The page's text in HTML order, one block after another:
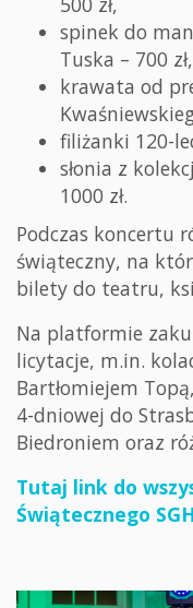
spinek do
Tuska – 700 zł,
krawata od
filiżanki 120-
słonia z
1000 zł.
Podczas koncertu
świąteczny, na
bilety do teatru,
Na platformie
licytacje, m.in.
Bartłomiejem
4-dniowej do
Biedroniem oraz
Tutaj link do
Świątecznego